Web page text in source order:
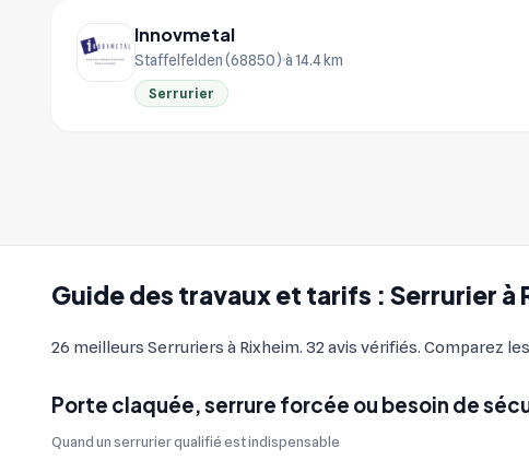
Guide des travaux et tarifs : Serrurier à
26 meilleurs Serruriers à Rixheim. 32 avis vérifiés. Comparez
Porte claquée, serrure forcée ou besoin de
Quand un serrurier qualifié est indispensable
Innovmetal
Staffelfelden (68850) à 14.4 km
Serrurier